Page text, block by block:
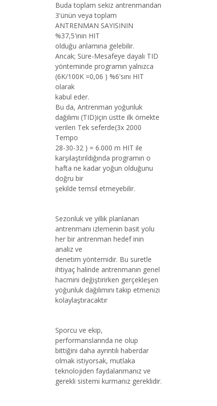
Buda toplam sekiz antrenmandan
3'ünün veya toplam
ANTRENMAN SAYISININ
%37,5'inin HIT
olduğu anlamına gelebilir.
Ancak; Süre-Mesafeye dayalı TID
yönteminde programın yalnızca
(6K/100K =0,06 ) %6'sını HIT
olarak
kabul eder.
Bu da, Antrenman yoğunluk
dağılımı (TID)için üstte ilk örnekte
verilen Tek seferde(3x 2000
Tempo
28-30-32 ) = 6.000 m HIT ile
karşılaştırıldığında programın o
hafta ne kadar yoğun olduğunu
doğru bir
şekilde temsil etmeyebilir.
Sezonluk ve yıllık planlanan
antrenmanı izlemenin basit yolu
her bir antrenman hedef inin
analiz ve
denetim yöntemidir. Bu suretle
ihtiyaç halinde antrenmanın genel
hacmini değiştirirken gerçekleşen
yoğunluk dağılımını takip etmenizi
kolaylaştıracaktır
Sporcu ve ekip,
performanslarında ne olup
bittiğini daha ayrıntılı haberdar
olmak istiyorsak, mutlaka
teknolojiden faydalanmanız ve
gerekli sistemi kurmanız gereklidir.